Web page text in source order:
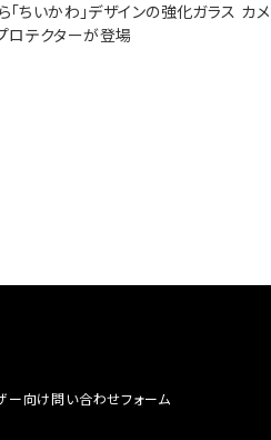
ちいかわ」デザインの強化ガラス カメ
ロテクターが登場
ー向け問い合わせフォーム